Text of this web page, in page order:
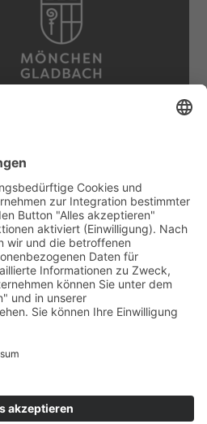
Datenschutz
Cookie-Einstellungen